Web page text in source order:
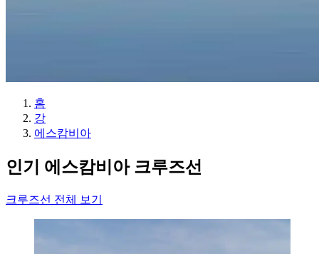
홈
강
에스캄비아
인기 에스캄비아 크루즈선
크루즈선 전체 보기